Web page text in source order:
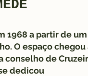
1968 a partir de
O espaço
de
dedicou